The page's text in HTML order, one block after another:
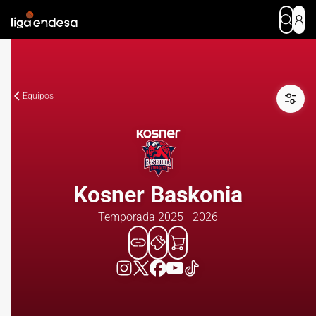
Equipos
Kosner Baskonia
Temporada 2025 - 2026